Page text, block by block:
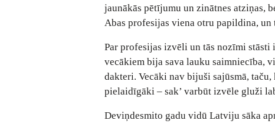
jaunākās pētījumu un zinātnes atziņas,
Abas profesijas viena otru papildina,
Par profesijas izvēli un tās nozīmi
vecākiem bija sava lauku saimniecība,
dakteri. Vecāki nav bijuši sajūsmā,
pielaidīgāki – sak’ varbūt izvēle gluži
Deviņdesmito gadu vidū Latviju sāka